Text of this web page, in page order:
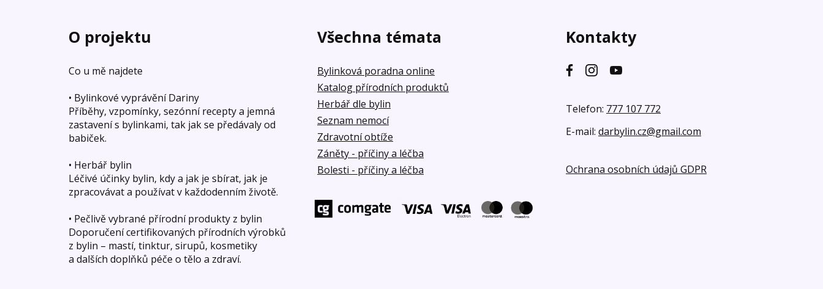
O projektu
Co u mě najdete
• Bylinkové vyprávění Dariny
Příběhy, vzpomínky, sezónní recepty a jemná
zastavení s bylinkami, tak jak se předávaly od
babiček.
• Herbář bylin
Léčivé účinky bylin, kdy a jak je sbírat, jak je
zpracovávat a používat v každodenním životě.
• Pečlivě vybrané přírodní produkty z bylin
Doporučení certifikovaných přírodních výrobků
z bylin – mastí, tinktur, sirupů, kosmetiky
a dalších doplňků péče o tělo a zdraví.
Všechna témata
Bylinková poradna online
Katalog přírodních produktů
Herbář dle bylin
Seznam nemocí
Zdravotní obtíže
Záněty - příčiny a léčba
Bolesti - příčiny a léčba
Kontakty
Telefon: 777 107 772
E-mail: darbylin.cz@gmail.com
Ochrana osobních údajů GDPR